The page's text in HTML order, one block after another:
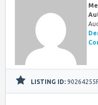
LISTING ID: